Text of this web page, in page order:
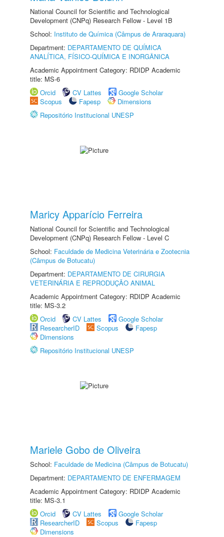
National Council for Scientific and Technological
Development (CNPq) Research Fellow - Level 1B
School: Instituto de Química (Câmpus de Araraquara)
Department: DEPARTAMENTO DE QUÍMICA
ANALÍTICA, FÍSICO-QUÍMICA E INORGÂNICA
Academic Appointment Category: RDIDP Academic
title: MS-6
Orcid
CV Lattes
Google Scholar
Scopus
Fapesp
Dimensions
Repositório Institucional UNESP
Maricy Apparício Ferreira
National Council for Scientific and Technological
Development (CNPq) Research Fellow - Level C
School: Faculdade de Medicina Veterinária e Zootecnia
(Câmpus de Botucatu)
Department: DEPARTAMENTO DE CIRURGIA
VETERINÁRIA E REPRODUÇÃO ANIMAL
Academic Appointment Category: RDIDP Academic
title: MS-3.2
Orcid
CV Lattes
Google Scholar
ResearcherID
Scopus
Fapesp
Dimensions
Repositório Institucional UNESP
Mariele Gobo de Oliveira
School: Faculdade de Medicina (Câmpus de Botucatu)
Department: DEPARTAMENTO DE ENFERMAGEM
Academic Appointment Category: RDIDP Academic
title: MS-3.1
Orcid
CV Lattes
Google Scholar
ResearcherID
Scopus
Fapesp
Dimensions